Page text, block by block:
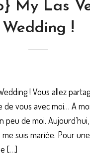
My Las
Wedding !
! Vous allez
de vous avec moi… A
peu de moi.
suis mariée. Pour une
[…]